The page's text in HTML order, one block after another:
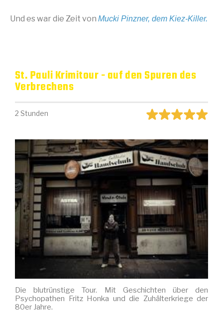
Und es war die Zeit von Mucki Pinzner, dem Kiez-Killer.
St. Pauli Krimitour - auf den Spuren des
Verbrechens
2 Stunden
Die blutrünstige Tour. Mit Geschichten über den
Psychopathen Fritz Honka und die Zuhälterkriege der
80er Jahre.